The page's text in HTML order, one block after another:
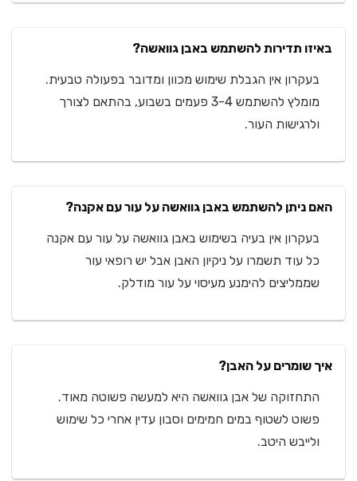
באיזו תדירות להשתמש באבן גוואשה?
בעקרון אין הגבלת שימוש מכוון ומדובר בפעולה טבעית.
מומלץ להשתמש 3-4 פעמים בשבוע, בהתאם לצורך
ולרגישות העור.
האם ניתן להשתמש באבן גוואשה על עור עם אקנה?
בעקרון אין בעיה בשימוש באבן גוואשה על עור עם אקנה
כל עוד תשמרו על ניקיון האבן אבל יש רופאי עור
שממליצים להימנע מעיסוי על עור מודלק.
איך שומרים על האבן?
התחזוקה של אבן גוואשה היא למעשה פשוטה מאוד.
פשוט לשטוף במים חמימים וסבון עדין אחרי כל שימוש
ולייבש היטב.